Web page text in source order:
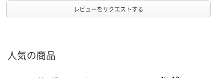
レビューをリクエストする
人気の商品